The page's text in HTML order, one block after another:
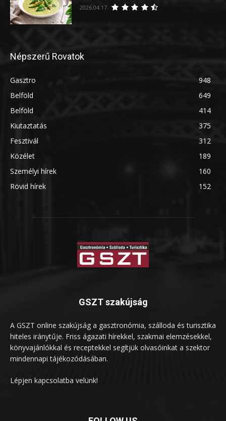
2026.04.17.
Népszerű Rovatok
Gasztro
948
Belföld
649
Belföld
414
Kiutaztatás
375
Fesztivál
312
Közélet
189
Személyi hírek
160
Rövid hírek
152
GSZT szakújság
A GSZT online szakújság a gasztronómia, szálloda és turisztika
hiteles iránytűje. Friss ágazati hírekkel, szakmai elemzésekkel,
könyvajánlókkal és receptekkel segítjük olvasóinkat a szektor
mindennapi tájékozódásában.
Lépjen kapcsolatba velünk!